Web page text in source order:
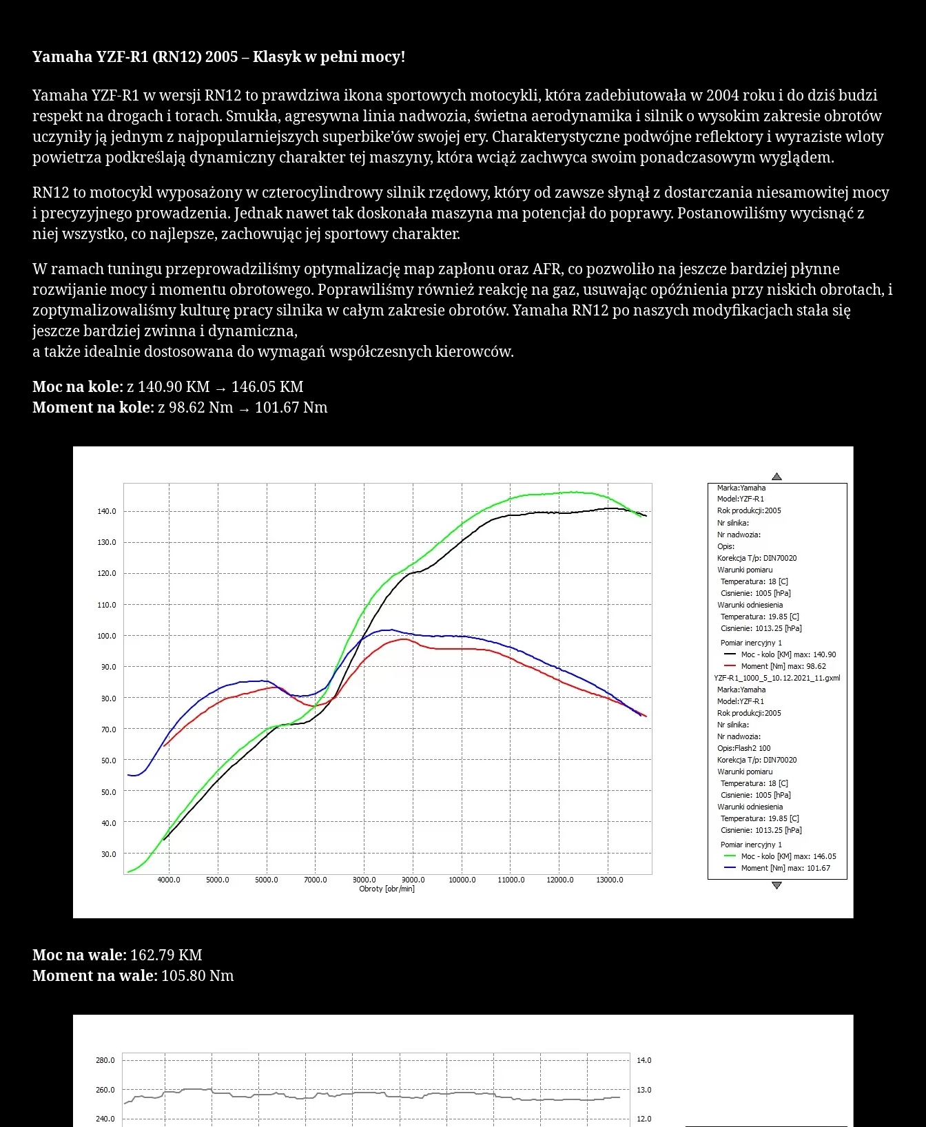
Yamaha YZF-R1 (RN12) 2005 – Klasyk w pełni mocy!
Yamaha YZF-R1 w wersji RN12 to prawdziwa ikona sportowych motocykli, która zadebiutowała w 2004 roku i do dziś budzi
respekt na drogach i torach. Smukła, agresywna linia nadwozia, świetna aerodynamika i silnik o wysokim zakresie obrotów
uczyniły ją jednym z najpopularniejszych superbike’ów swojej ery. Charakterystyczne podwójne reflektory i wyraziste wloty
powietrza podkreślają dynamiczny charakter tej maszyny, która wciąż zachwyca swoim ponadczasowym wyglądem.
RN12 to motocykl wyposażony w czterocylindrowy silnik rzędowy, który od zawsze słynął z dostarczania niesamowitej mocy
i precyzyjnego prowadzenia. Jednak nawet tak doskonała maszyna ma potencjał do poprawy. Postanowiliśmy wycisnąć z
niej wszystko, co najlepsze, zachowując jej sportowy charakter.
W ramach tuningu przeprowadziliśmy optymalizację map zapłonu oraz AFR, co pozwoliło na jeszcze bardziej płynne
rozwijanie mocy i momentu obrotowego. Poprawiliśmy również reakcję na gaz, usuwając opóźnienia przy niskich obrotach, i
zoptymalizowaliśmy kulturę pracy silnika w całym zakresie obrotów. Yamaha RN12 po naszych modyfikacjach stała się
jeszcze bardziej zwinna i dynamiczna,
a także idealnie dostosowana do wymagań współczesnych kierowców.
Moc na kole: z 140.90 KM → 146.05 KM
Moment na kole: z 98.62 Nm → 101.67 Nm
Moc na wale: 162.79 KM
Moment na wale: 105.80 Nm